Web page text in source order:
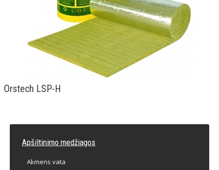
Orstech LSP-H
Apšiltinimo medžiagos
Akmens vata